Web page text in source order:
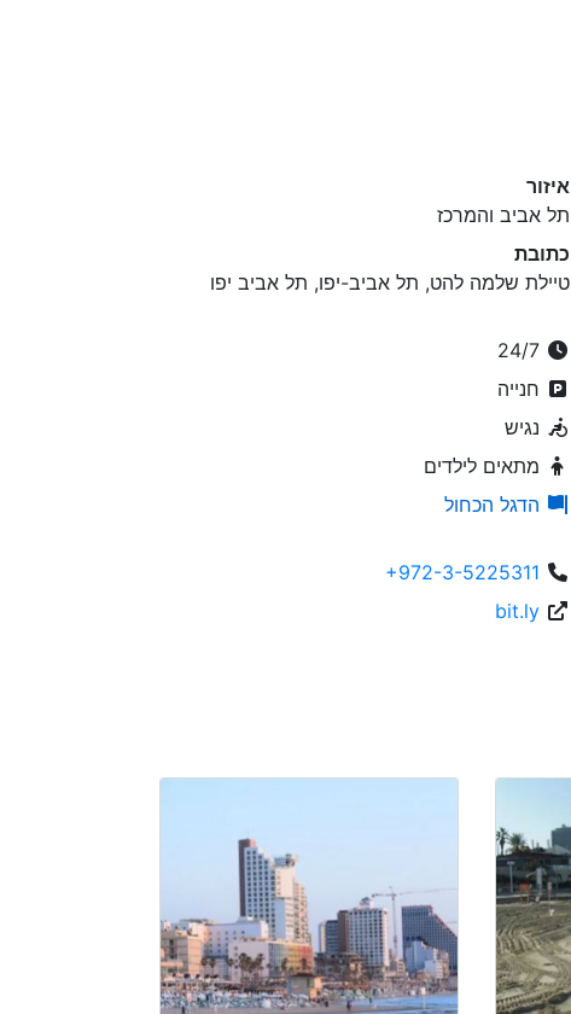
איזור
תל אביב והמרכז
כתובת
טיילת שלמה להט, תל אביב-יפו, תל אביב יפו
חנייה
נגיש
מתאים לילדים
הדגל הכחול
+972-3-5225311
bit.ly